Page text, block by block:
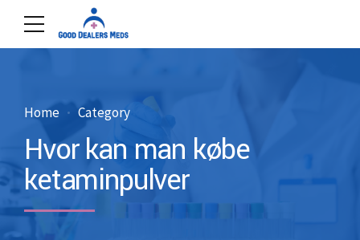
Home Category
Hvor kan man købe
ketaminpulver